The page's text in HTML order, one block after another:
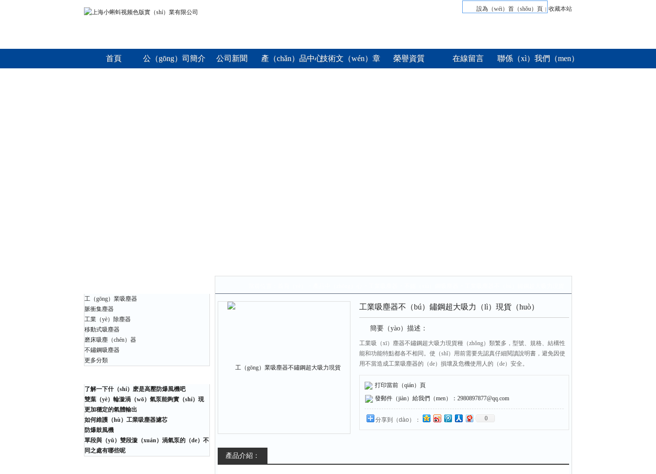
設為（wéi）首（shǒu）頁 | 收藏本站
首頁 公（gōng）司簡介 公司新聞 產（chǎn）品中心技術文（wén）章 榮譽資質 在線留言 聯係（xì）我們（men）
工（gōng）業吸塵器
脈衝集塵器
工業（yè）除塵器
移動式吸塵器
磨床吸塵（chén）器
不鏽鋼吸塵器
更多分類
了解一下什（shí）麽是高壓防爆風機吧
雙葉（yè）輪漩渦（wō）氣泵能夠實（shí）現
更加穩定的氣體輸出
如何維護（hù）工業吸塵器濾芯
防爆鼓風機
單段與（yǔ）雙段漩（xuán）渦氣泵的（de）不
同之處有哪些呢
工業吸塵器不（bú）鏽鋼超大吸力（lì）現貨（huò）
簡要（yào）描述：
工業吸（xī）塵器不鏽鋼超大吸力現貨種（zhǒng）類繁多，型號、規格、結構性
能和功能特點都各不相同。使（shǐ）用前需要先認真仔細閱讀說明書，避免因使
用不當造成工業吸塵器的（de）損壞及危機使用人的（de）安全。
打印當前（qián）頁
發郵件（jiàn）給我們（men）：2980897877@qq.com
分享到（dào）： 0
產品介紹：